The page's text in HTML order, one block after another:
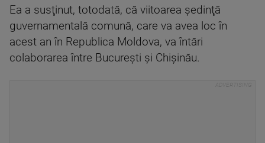
Ea a susţinut, totodată, că viitoarea şedinţă
guvernamentală comună, care va avea loc în
acest an în Republica Moldova, va întări
colaborarea între Bucureşti şi Chişinău.